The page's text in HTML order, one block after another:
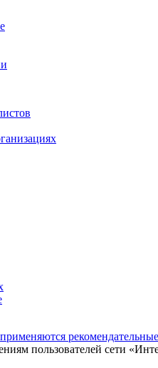
применяются
пользователей сети